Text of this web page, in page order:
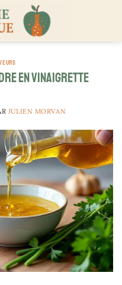
en vinaigrette
JULIEN MORVAN